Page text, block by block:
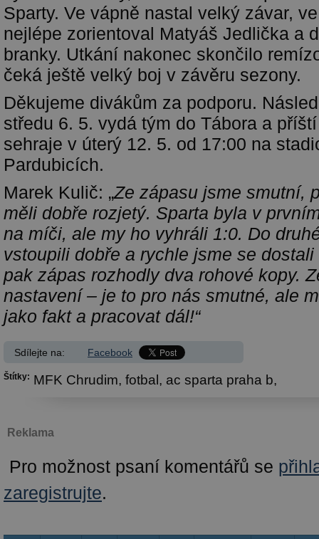
Sparty. Ve vápně nastal velký závar,
nejlépe zorientoval Matyáš Jedlička a
branky. Utkání nakonec skončilo
čeká ještě velký boj v závěru sezony.
Děkujeme divákům za podporu.
středu 6. 5. vydá tým do Tábora a
sehraje v úterý 12. 5. od 17:00 na
Pardubicích.
Marek Kulič: „Ze zápasu jsme smutní,
měli dobře rozjetý. Sparta byla v
na míči, ale my ho vyhráli 1:0. Do
vstoupili dobře a rychle jsme se
pak zápas rozhodly dva rohové kopy.
nastavení – je to pro nás smutné, ale
jako fakt a pracovat dál!“
Sdílejte na: Facebook
Štítky: MFK Chrudim, fotbal, ac sparta praha b,
Reklama
Pro možnost psaní komentářů se
zaregistrujte.